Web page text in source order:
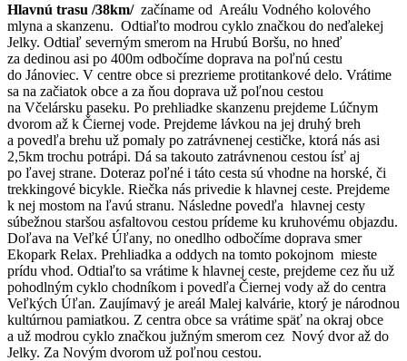
Hlavnú trasu /38km/ začíname od Areálu Vodného kolového
mlyna a skanzenu. Odtiaľto modrou cyklo značkou do neďalekej
Jelky. Odtiaľ severným smerom na Hrubú Boršu, no hneď
za dedinou asi po 400m odbočíme doprava na poľnú cestu
do Jánoviec. V centre obce si prezrieme protitankové delo. Vrátime
sa na začiatok obce a za ňou doprava už poľnou cestou
na Včelársku paseku. Po prehliadke skanzenu prejdeme Lúčnym
dvorom až k Čiernej vode. Prejdeme lávkou na jej druhý breh
a povedľa brehu už pomaly po zatrávnenej cestičke, ktorá nás asi
2,5km trochu potrápi. Dá sa takouto zatrávnenou cestou ísť aj
po ľavej strane. Doteraz poľné i táto cesta sú vhodne na horské, či
trekkingové bicykle. Riečka nás privedie k hlavnej ceste. Prejdeme
k nej mostom na ľavú stranu. Následne povedľa hlavnej cesty
súbežnou staršou asfaltovou cestou prídeme ku kruhovému objazdu.
Doľava na Veľké Úľany, no onedlho odbočíme doprava smer
Ekopark Relax. Prehliadka a oddych na tomto pokojnom mieste
prídu vhod. Odtiaľto sa vrátime k hlavnej ceste, prejdeme cez ňu už
pohodlným cyklo chodníkom i povedľa Čiernej vody až do centra
Veľkých Úľan. Zaujímavý je areál Malej kalvárie, ktorý je národnou
kultúrnou pamiatkou. Z centra obce sa vrátime späť na okraj obce
a už modrou cyklo značkou južným smerom cez Nový dvor až do
Jelky. Za Novým dvorom už poľnou cestou.